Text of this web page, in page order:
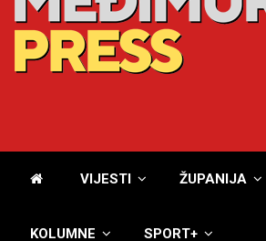
VIJESTI ŽUPANIJA
KOLUMNE SPORT+